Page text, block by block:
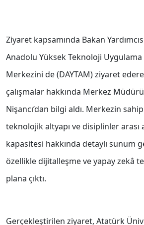
Ziyaret kapsamında Bakan
Anadolu Yüksek Teknoloji Uygulama
Merkezini de (DAYTAM) ziyaret
çalışmalar hakkında Merkez
Nişancı’dan bilgi aldı. Merkezin
teknolojik altyapı ve disiplinler arası
kapasitesi hakkında detaylı sunum
özellikle dijitalleşme ve yapay zekâ
plana çıktı.
Gerçekleştirilen ziyaret, Atatürk